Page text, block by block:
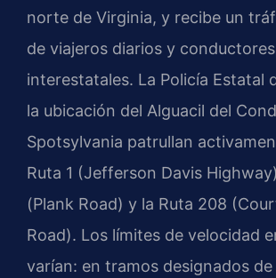
norte de Virginia, y recibe un
de viajeros diarios y conductores
interestatales. La Policía Estatal
la ubicación del Alguacil del
Spotsylvania patrullan
Ruta 1 (Jefferson Davis
(Plank Road) y la Ruta 208
Road). Los límites de velocidad
varían: en tramos designados